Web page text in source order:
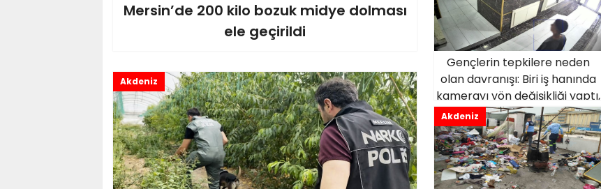
Mersin’de 200 kilo bozuk midye dolması
ele geçirildi
Gençlerin tepkilere neden
olan davranışı: Biri iş hanında
kamerayı yön değişikliği yaptı,
diğeri tuvalet ihtiyacını giderdi
Akdeniz
Akdeniz